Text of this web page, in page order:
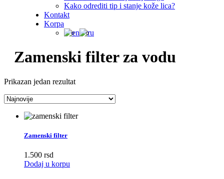
Kako odrediti tip i stanje kože lica?
Kontakt
Korpa
Zamenski filter za vodu
Prikazan jedan rezultat
Zamenski filter
1.500 rsd
Dodaj u korpu